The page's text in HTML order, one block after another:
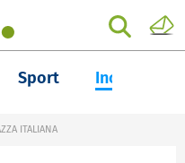
Sport Inchieste
ITALIANA